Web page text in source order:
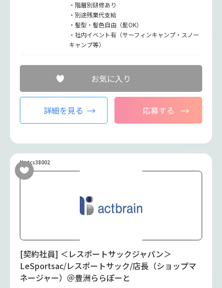
・階層別研修あり
・別途残業代支給
・髪型・髪色自由（髭OK）
・社内イベント有（サーフィンキャンプ・スノー
キャンプ等）
お気に入り
詳細を見る 応募する
No.tcs38002
[契約社員] ＜レスポートサックジャパン＞
LeSportsac/レスポートサック/店長（ショップマ
ネージャー）＠豊洲ららぽーと